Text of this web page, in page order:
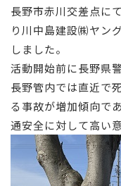
長野市赤川交差点に
り川中島建設㈱ヤン
しました。
活動開始前に長野県
長野管内では直近で
る事故が増加傾向で
通安全に対して高い